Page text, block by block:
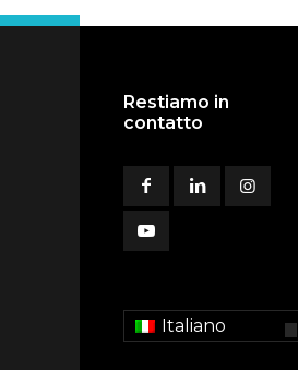
Restiamo in
contatto
Italiano